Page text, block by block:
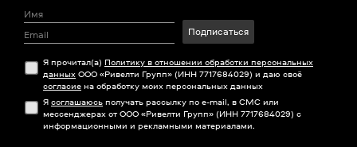
Подписаться
Я прочитал(а) Политику в отношении обработки персональных
данных ООО «Ривелти Групп» (ИНН 7717684029) и даю своё
согласие на обработку моих персональных данных
Я соглашаюсь получать рассылку по e-mail, в СМС или
мессенджерах от ООО «Ривелти Групп» (ИНН 7717684029) с
информационными и рекламными материалами.